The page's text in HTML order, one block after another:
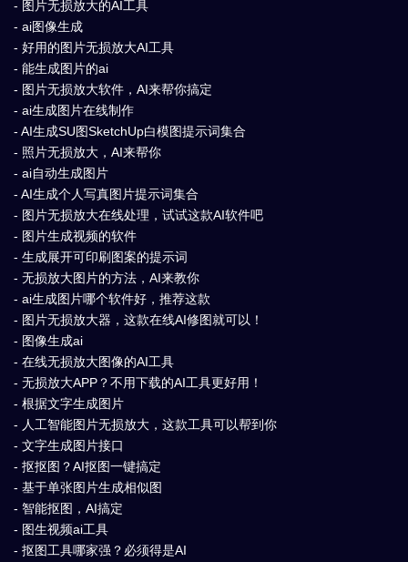
- 图片无损放大的AI工具
- ai图像生成
- 好用的图片无损放大AI工具
- 能生成图片的ai
- 图片无损放大软件，AI来帮你搞定
- ai生成图片在线制作
- AI生成SU图SketchUp白模图提示词集合
- 照片无损放大，AI来帮你
- ai自动生成图片
- AI生成个人写真图片提示词集合
- 图片无损放大在线处理，试试这款AI软件吧
- 图片生成视频的软件
- 生成展开可印刷图案的提示词
- 无损放大图片的方法，AI来教你
- ai生成图片哪个软件好，推荐这款
- 图片无损放大器，这款在线AI修图就可以！
- 图像生成ai
- 在线无损放大图像的AI工具
- 无损放大APP？不用下载的AI工具更好用！
- 根据文字生成图片
- 人工智能图片无损放大，这款工具可以帮到你
- 文字生成图片接口
- 抠抠图？AI抠图一键搞定
- 基于单张图片生成相似图
- 智能抠图，AI搞定
- 图生视频ai工具
- 抠图工具哪家强？必须得是AI